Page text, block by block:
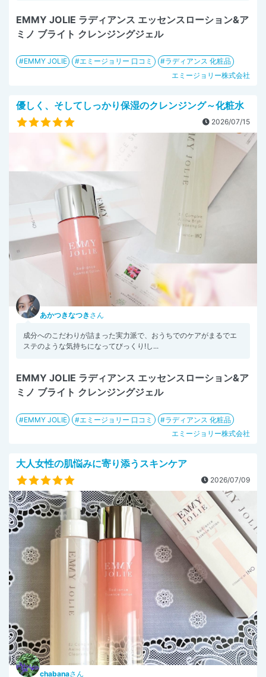
EMMY JOLIE ラディアンス エッセンスローション&ア
ミノ ブライト クレンジングジェル
EMMY JOLIE エミージョリー 口コミ
ラディアンス 化粧品
エミージョリー株式会社
優しく、そしてしっかり保湿のクレンジング～化粧水
2026/07/15
あかつきなつき さん
成分へのこだわりが詰まった実力派で、おうちでのケアがまるでエ
ステのような気持ちになってびっくり!し...
EMMY JOLIE ラディアンス エッセンスローション&ア
ミノ ブライト クレンジングジェル
EMMY JOLIE エミージョリー 口コミ
ラディアンス 化粧品
エミージョリー株式会社
大人女性の肌悩みに寄り添うスキンケア
2026/07/09
chabanaさん